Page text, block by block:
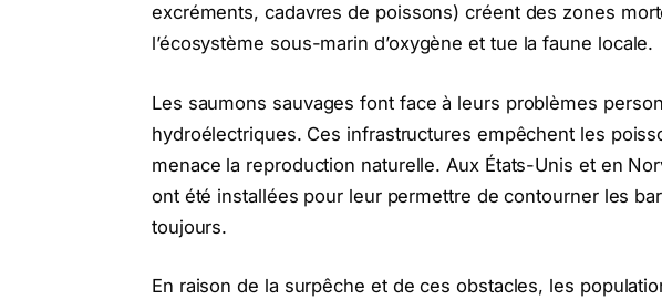
excréments, cadavres de poissons) créent des zones
l’écosystème sous-marin d’oxygène et tue la faune locale.
Les saumons sauvages font face à leurs problèmes
hydroélectriques. Ces infrastructures empêchent les
menace la reproduction naturelle. Aux États-Unis et en
ont été installées pour leur permettre de contourner les
toujours.
En raison de la surpêche et de ces obstacles, les